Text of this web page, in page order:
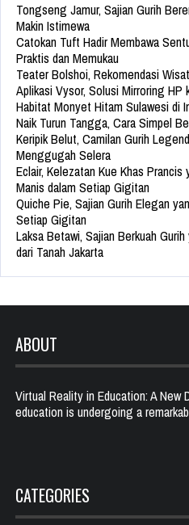
Tongseng Jamur, Sajian Gurih
Makin Istimewa
Catokan Tuft Hadir Membawa
Praktis dan Memukau
Teater Bolshoi, Rekomendasi
Aplikasi Vysor, Solusi Mirroring HP
Habitat Monyet Hitam Sulawesi di
Naik Turun Tangga, Cara Simpel
Keripik Belut, Camilan Gurih
Menggugah Selera
Eclair, Kelezatan Kue Khas
Manis dalam Setiap Gigitan
Quiche Pie, Sajian Gurih Elegan
Setiap Gigitan
Laksa Betawi, Sajian Berkuah
dari Tanah Jakarta
ABOUT
Virtual Reality in Education: A
education is undergoing a
CATEGORIES